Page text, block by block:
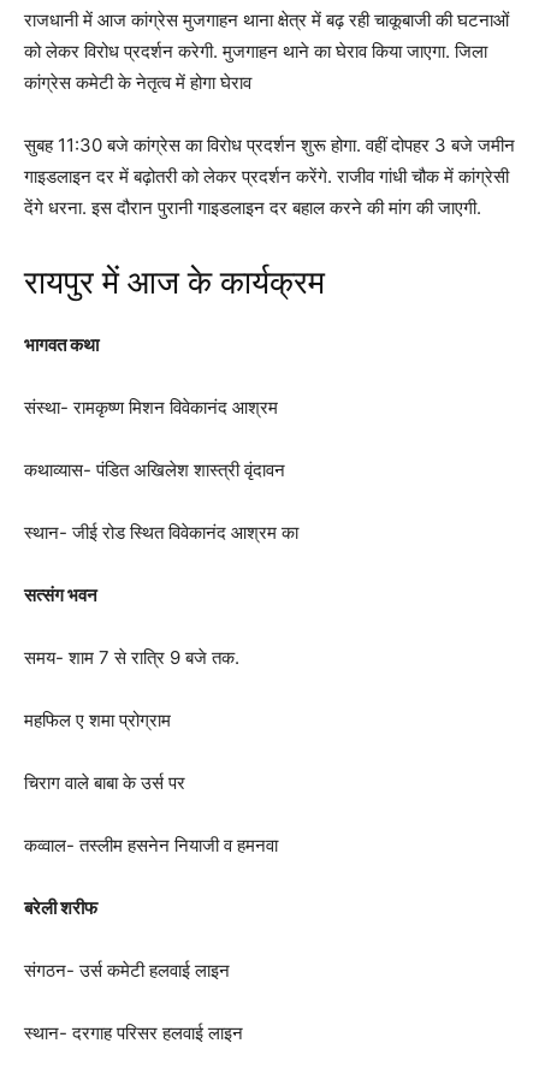
राजधानी में आज कांग्रेस मुजगाहन थाना क्षेत्र में बढ़ रही चाकूबाजी की घटनाओं
को लेकर विरोध प्रदर्शन करेगी. मुजगाहन थाने का घेराव किया जाएगा. जिला
कांग्रेस कमेटी के नेतृत्व में होगा घेराव
सुबह 11:30 बजे कांग्रेस का विरोध प्रदर्शन शुरू होगा. वहीं दोपहर 3 बजे जमीन
गाइडलाइन दर में बढ़ोतरी को लेकर प्रदर्शन करेंगे. राजीव गांधी चौक में कांग्रेसी
देंगे धरना. इस दौरान पुरानी गाइडलाइन दर बहाल करने की मांग की जाएगी.
रायपुर में आज के कार्यक्रम
भागवत कथा
संस्था- रामकृष्ण मिशन विवेकानंद आश्रम
कथाव्यास- पंडित अखिलेश शास्त्री वृंदावन
स्थान- जीई रोड स्थित विवेकानंद आश्रम का
सत्संग भवन
समय- शाम 7 से रात्रि 9 बजे तक.
महफिल ए शमा प्रोग्राम
चिराग वाले बाबा के उर्स पर
कव्वाल- तस्लीम हसनेन नियाजी व हमनवा
बरेली शरीफ
संगठन- उर्स कमेटी हलवाई लाइन
स्थान- दरगाह परिसर हलवाई लाइन